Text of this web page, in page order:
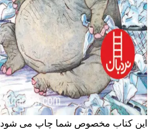
این کتاب مخصوص شما چاپ می شود